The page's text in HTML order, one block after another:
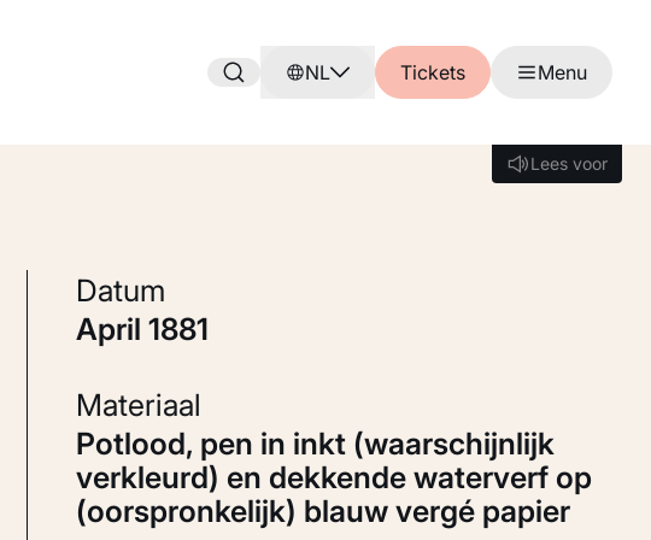
NL Tickets Menu
Lees voor
Lees voor
Datum
april 1881
Materiaal
Potlood, pen in inkt (waarschijnlijk
verkleurd) en dekkende waterverf op
(oorspronkelijk) blauw vergé papier